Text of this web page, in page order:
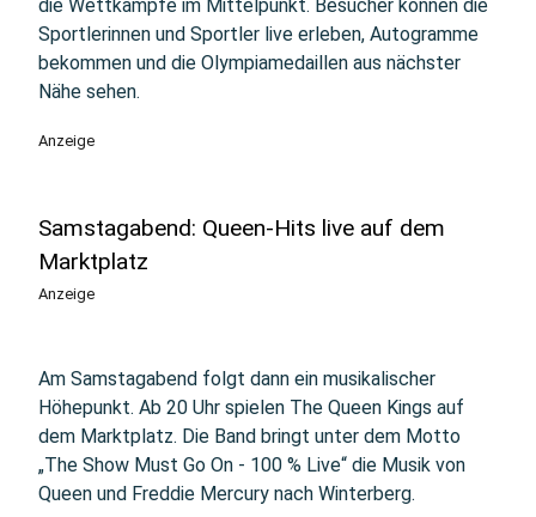
die Wettkämpfe im Mittelpunkt. Besucher können die
Sportlerinnen und Sportler live erleben, Autogramme
bekommen und die Olympiamedaillen aus nächster
Nähe sehen.
Anzeige
Samstagabend: Queen-Hits live auf dem
Marktplatz
Anzeige
Am Samstagabend folgt dann ein musikalischer
Höhepunkt. Ab 20 Uhr spielen The Queen Kings auf
dem Marktplatz. Die Band bringt unter dem Motto
„The Show Must Go On - 100 % Live“ die Musik von
Queen und Freddie Mercury nach Winterberg.